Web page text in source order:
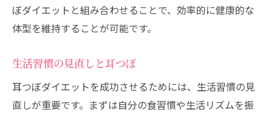
ぼダイエットと組み合わせることで、効率的に健康的な
体型を維持することが可能です。
生活習慣の見直しと耳つぼ
耳つぼダイエットを成功させるためには、生活習慣の見
直しが重要です。まずは自分の食習慣や生活リズムを振